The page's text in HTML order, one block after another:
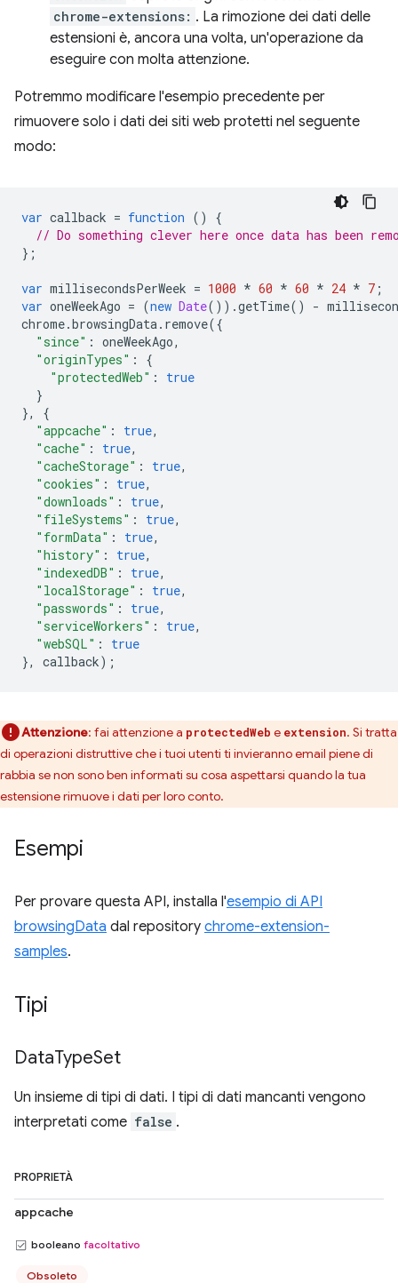
chrome-extensions: . La rimozione dei dati delle
estensioni è, ancora una volta, un'operazione da
eseguire con molta attenzione.
Potremmo modificare l'esempio precedente per
rimuovere solo i dati dei siti web protetti nel seguente
modo:
var callback = function ()
{
// Do something clever here once data has been
};
var millisecondsPerWeek = 1000 * 60 * 60 * 24 * 7 ;
var oneWeekAgo = (new Date()).getTime() -
chrome.browsingData. remove({
"since" : oneWeekAgo,
"originTypes" :
{
"protectedWeb" :
true
}
},
{
"appcache" : true,
"cache" : true,
"cacheStorage" : true,
"cookies" : true,
"downloads" : true,
"fileSystems" : true,
"formData" : true,
"history" : true,
"indexedDB" : true,
"localStorage" : true,
"passwords" : true,
"serviceWorkers" : true,
"webSQL" :
true
},
callback);
Attenzione: fai attenzione a protectedWeb e extension. Si tratta
di operazioni distruttive che i tuoi utenti ti invieranno email piene di
rabbia se non sono ben informati su cosa aspettarsi quando la tua
estensione rimuove i dati per loro conto.
Esempi
Per provare questa API, installa l'esempio di API
browsingData dal repository chrome-extension-
samples.
Tipi
DataTypeSet
Un insieme di tipi di dati. I tipi di dati mancanti vengono
interpretati come false .
PROPRIETÀ
appcache
booleano facoltativo
Obsoleto